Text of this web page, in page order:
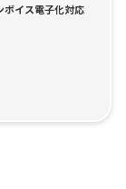
ボイス電子化対応